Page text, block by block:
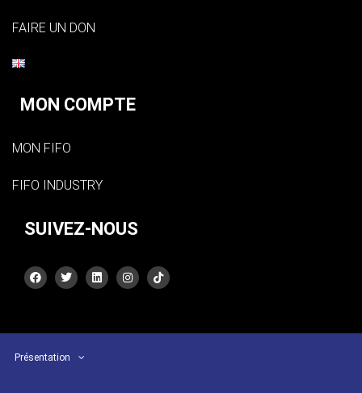
FAIRE UN DON
MON COMPTE
MON FIFO
FIFO INDUSTRY
SUIVEZ-NOUS
Présentation